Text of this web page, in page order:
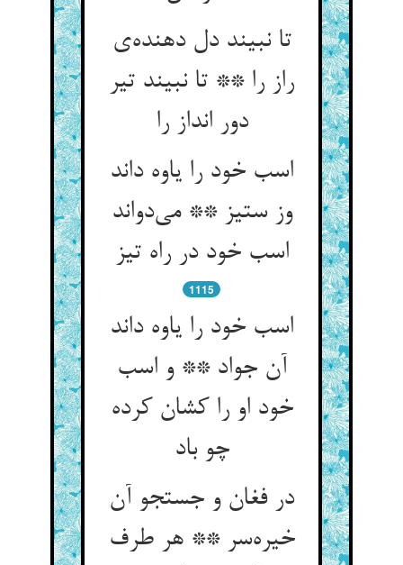
تا نبیند دل دهنده‌‌ی
راز را ** تا نبیند تیر
دور انداز را
اسب خود را یاوه داند
وز ستیز ** می‌‌دواند
اسب خود در راه تیز
1115
اسب خود را یاوه داند
آن جواد ** و اسب
خود او را کشان کرده
چو باد
در فغان و جستجو آن
خیره‌‌سر ** هر طرف